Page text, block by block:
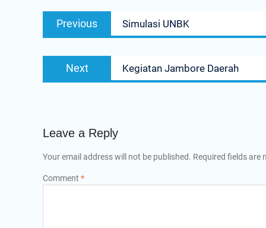
Post
navigation
Previous
post:
Simulasi UNBK
Next
post:
Kegiatan Jambore Daerah
Leave a Reply
Your email address will not be published. Required fields are
Comment *